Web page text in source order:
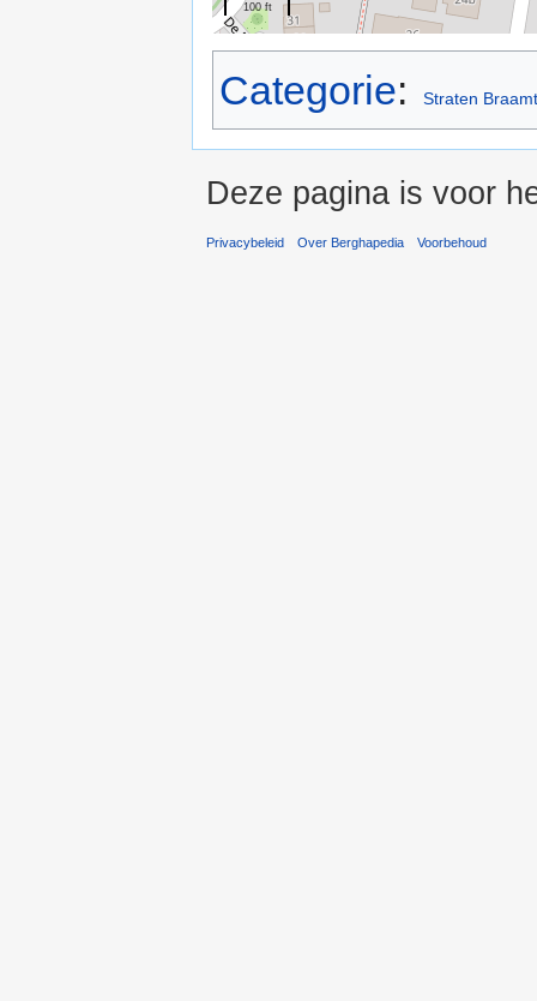
100 ft
Categorie: Straten Braamt
Deze pagina is voor
Privacybeleid Over Berghapedia Voorbehoud